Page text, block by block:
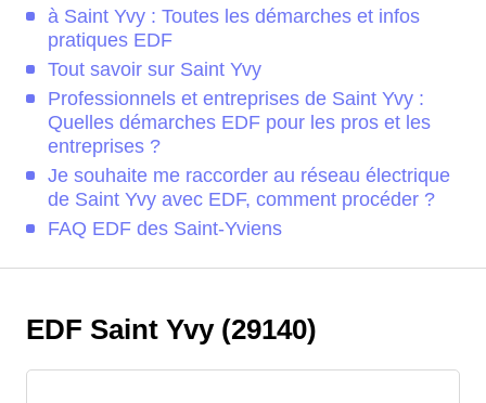
à Saint Yvy : Toutes les démarches et infos
pratiques EDF
Tout savoir sur Saint Yvy
Professionnels et entreprises de Saint Yvy :
Quelles démarches EDF pour les pros et les
entreprises ?
Je souhaite me raccorder au réseau électrique
de Saint Yvy avec EDF, comment procéder ?
FAQ EDF des Saint-Yviens
EDF Saint Yvy (29140)